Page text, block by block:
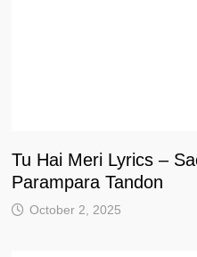
Tu Hai Meri Lyrics –
Parampara Tandon
October 2, 2025